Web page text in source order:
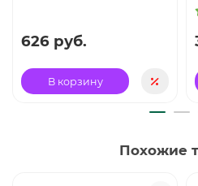
626 руб.
В корзину
Похожие